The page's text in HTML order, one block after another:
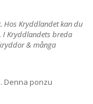
Hos Kryddlandet kan du
I Kryddlandets breda
& många
Denna ponzu